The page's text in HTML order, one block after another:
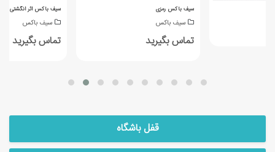
سیف باکس اثر انگشتی
سیف باکس
تماس بگیرید
سیف باکس رمزی
سیف باکس
تماس بگیرید
قفل باشگاه